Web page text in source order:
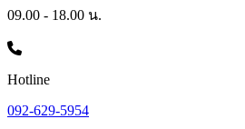
09.00 - 18.00 น.
Hotline
092-629-5954